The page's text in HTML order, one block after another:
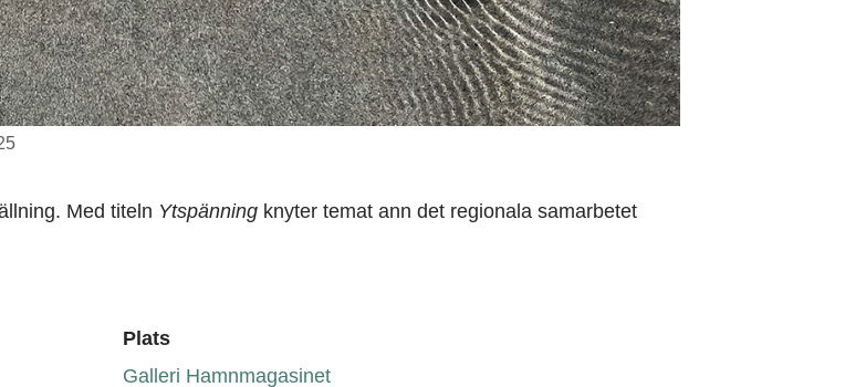
Med titeln Ytspänning knyter temat ann det regionala samarbetet
Plats
Galleri Hamnmagasinet